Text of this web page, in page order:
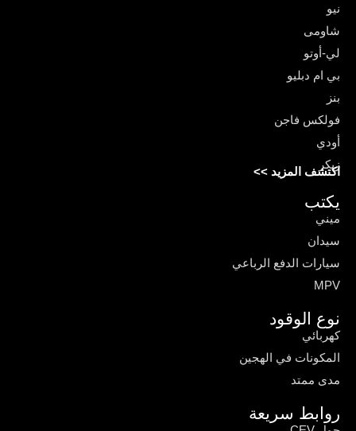
نيو
شاومى
لي-أوتو
بي ام دبليو
بنز
فولكس فاجن
أودي
زيكر
اكتشف المزيد >>
يكتب
ميني
سيدان
سيارات الدفع الرباعي
MPV
نوع الوقود
كهربائي
المكونات في الهجين
مدى ممتد
روابط سريعة